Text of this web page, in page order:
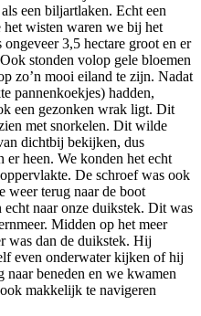
een biljartlaken. Echt een
wisten waren we bij het
3,5 hectare groot en er
stonden volop gele bloemen
zo’n mooi eiland te zijn. Nadat
pannenkoekjes) hadden,
een gezonken wrak ligt. Dit
met snorkelen. Dit wilde
dichtbij bekijken, dus
er heen. We konden het echt
De schroef was ook
weer terug naar de boot
naar onze duikstek. Dit was
Midden op het meer
was dan de duikstek. Hij
even onderwater kijken of hij
naar beneden en we kwamen
makkelijk te navigeren